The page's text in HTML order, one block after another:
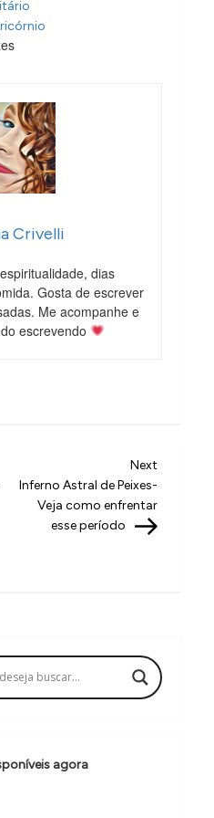
Crivelli
dias
Gosta de escrever
Me acompanhe e
escrevendo
Next
Post
Next
Inferno Astral de Peixes-
Veja como enfrentar
esse período
agora